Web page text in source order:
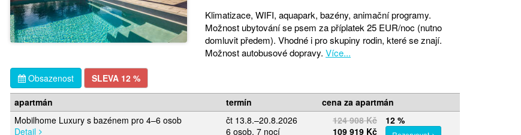
Klimatizace, WIFI, aquapark, bazény, animační programy.
Možnost ubytování se psem za příplatek 25 EUR/noc (nutno
domluvit předem). Vhodné i pro skupiny rodin, které se znají.
Možnost autobusové dopravy. Více...
Obsazenost
SLEVA 12 %
apartmán
termín
cena za apartmán
Mobilhome Luxury s bazénem pro 4–6 osob
Detail
čt 13.8.–20.8.2026
6 osob, 7 nocí
124 908 Kč
109 919 Kč
12 %